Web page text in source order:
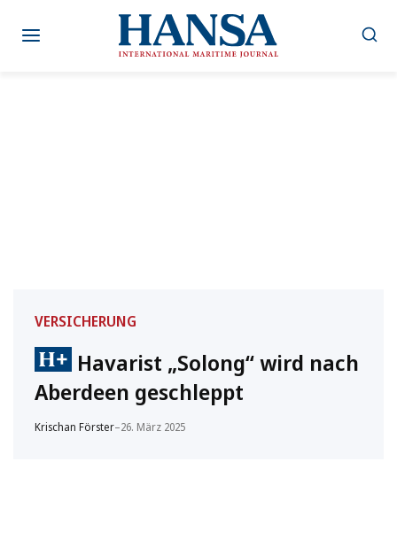
Inhalt
VERSICHERUNG
Havarist „Solong“ wird nach
Aberdeen geschleppt
Krischan Förster–26. März 2025